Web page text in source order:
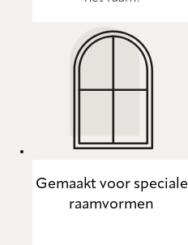
Gemaakt voor speciale
raamvormen